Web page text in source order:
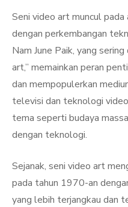
Seni video art muncul
dengan perkembangan
Nam June Paik, yang
art,” memainkan peran
dan mempopulerkan
televisi dan teknologi
tema seperti budaya
dengan teknologi.
Sejanak, seni video art
pada tahun 1970-an
yang lebih terjangkau dan